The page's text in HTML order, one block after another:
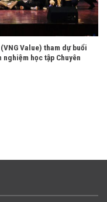
Value) tham dự buổi
học tập Chuyên